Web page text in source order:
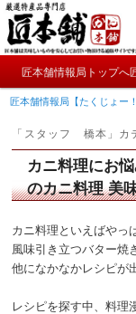
メ
イ
ン
ン
テ
サ
ブ
コ
テ
ン
匠本舗情
かにやおせちについ
ン
メ
イ
ン
コ
テ
サ
ブ
コ
ン
ン
匠本舗情報局トップへ
匠本舗情報局【たくじょー！
「 スタッフ 橋本 」
カニ料理にお
のカニ料理 美
カニ料理といえばやっ
風味引き立つバター焼
他になかなかレシピが
レシピを探す中、料理